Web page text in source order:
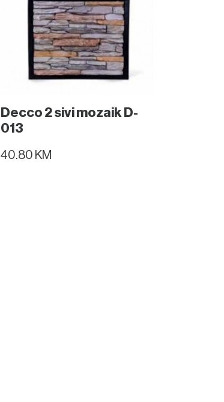
Decco 2 sivi mozaik D-
013
40.80 KM